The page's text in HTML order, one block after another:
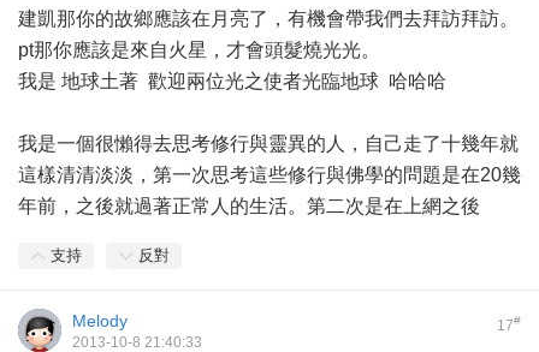
建凱那你的故鄉應該在月亮了，有機會帶我們去拜訪拜訪。
pt那你應該是來自火星，才會頭髮燒光光。
我是 地球土著 歡迎兩位光之使者光臨地球 哈哈哈
我是一個很懶得去思考修行與靈異的人，自己走了十幾年就
這樣清清淡淡，第一次思考這些修行與佛學的問題是在20幾
年前，之後就過著正常人的生活。第二次是在上網之後
支持 反對
17#
Melody
2013-10-8 21:40:33